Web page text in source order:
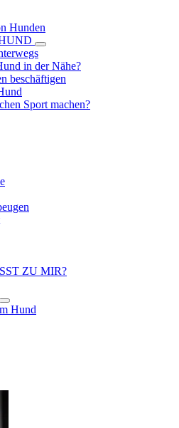
Hunden
in der Nähe?
beschäftigen
Sport machen?
ZU MIR?
Hund